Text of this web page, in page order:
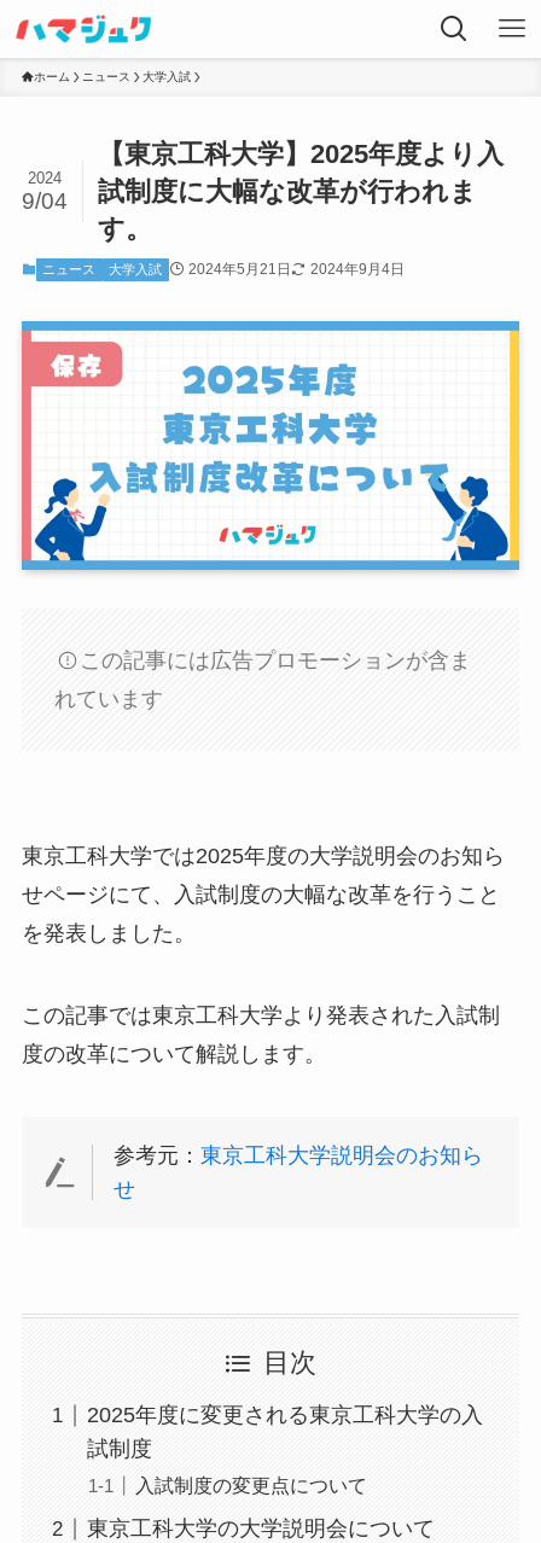
ホーム ニュース 大学入試
【東京工科大学】2025年度より入
試制度に大幅な改革が行われま
す。
2024
9/04
ニュース 大学入試 2024年5月21日 2024年9月4日
この記事には広告プロモーションが含ま
れています
東京工科大学では2025年度の大学説明会のお知ら
せページにて、入試制度の大幅な改革を行うこと
を発表しました。
この記事では東京工科大学より発表された入試制
度の改革について解説します。
参考元：東京工科大学説明会のお知ら
せ
目次
2025年度に変更される東京工科大学の入
試制度
入試制度の変更点について
東京工科大学の大学説明会について